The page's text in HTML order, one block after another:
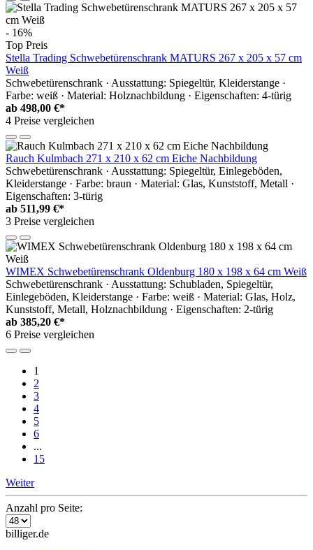
- 16%
Top Preis
Stella Trading Schwebetürenschrank MATURS 267 x 205 x 57 cm
Weiß
Schwebetürenschrank · Ausstattung: Spiegeltür, Kleiderstange ·
Farbe: weiß · Material: Holznachbildung · Eigenschaften: 4-türig
ab 498,00 €*
4 Preise vergleichen
Rauch Kulmbach 271 x 210 x 62 cm Eiche Nachbildung
Schwebetürenschrank · Ausstattung: Spiegeltür, Einlegeböden,
Kleiderstange · Farbe: braun · Material: Glas, Kunststoff, Metall ·
Eigenschaften: 3-türig
ab 511,99 €*
3 Preise vergleichen
WIMEX Schwebetürenschrank Oldenburg 180 x 198 x 64 cm Weiß
Schwebetürenschrank · Ausstattung: Schubladen, Spiegeltür,
Einlegeböden, Kleiderstange · Farbe: weiß · Material: Glas, Holz,
Kunststoff, Metall, Holznachbildung · Eigenschaften: 2-türig
ab 385,20 €*
6 Preise vergleichen
1
2
3
4
5
6
...
15
Weiter
Anzahl pro Seite:
billiger.de